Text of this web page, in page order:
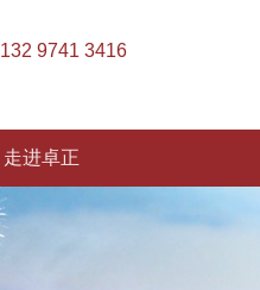
132 9741 3416
走进卓正